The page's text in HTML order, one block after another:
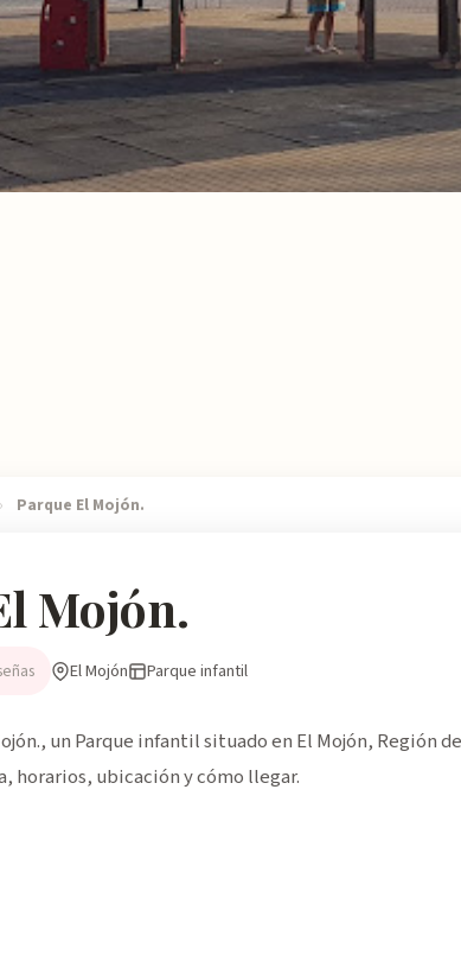
› Parque El Mojón.
Mojón.
El Mojón Parque infantil
un Parque infantil situado en El Mojón, Región
horarios, ubicación y cómo llegar.